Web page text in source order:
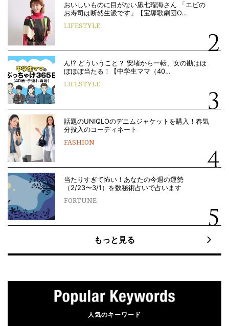
おいしいものに目がない凪七瑠海さん 「エビの
お寿司は断然生派です」【宝塚歌劇団O…
LIFESTYLE
ん!? どういうこと？ 安堵から一転、女の勘はほ
ぼほぼ当たる！【中学生ママ（40…
LIFESTYLE
話題のUNIQLOのデニムジャケットを購入！春気
分投入のコーディネート
FASHION
当たりすぎて怖い！あなたの今週の運勢
（2/23〜3/1）を数秘術占いで占います
FORTUNE
もっと見る
人気のキーワード